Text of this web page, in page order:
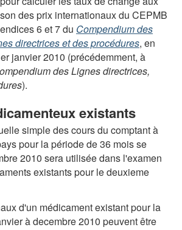
des prix internationaux du CEPMB
6 et 7 du Compendium des
directrices et des procédures, en
janvier 2010 (précédemment, à
des Lignes directrices,
).
existants
simple des cours du comptant à
pour la période de 36 mois se
2010 sera utilisée dans l'examen
existants pour le deuxieme
d'un médicament existant pour la
à decembre 2010 peuvent être